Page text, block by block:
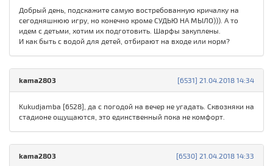
Добрый день, подскажите самую востребованную кричалку на
сегодняшнюю игру, но конечно кроме СУДЬЮ НА МЫЛО))). А то
идем с детьми, хотим их подготовить. Шарфы закуплены.
И как быть с водой для детей, отбирают на входе или норм?
[6531] 21.04.2018 14:34
kama2803
Kukudjamba [6528], да с погодой на вечер не угадать. Сквозняки на
стадионе ощущаются, это единственный пока не комфорт.
[6530] 21.04.2018 14:33
kama2803